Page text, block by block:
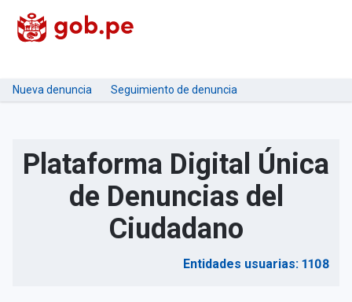
Nueva denuncia Seguimiento de denuncia
Plataforma Digital Única
de Denuncias del
Ciudadano
Entidades usuarias: 1108